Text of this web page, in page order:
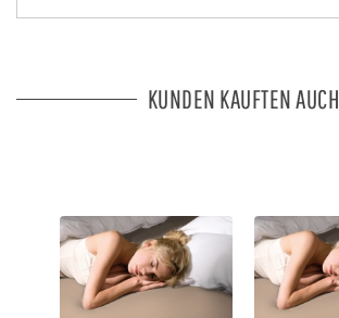
KUNDEN KAUFTEN AUCH